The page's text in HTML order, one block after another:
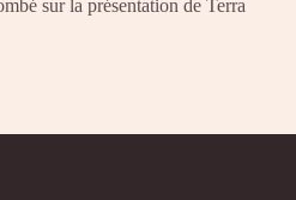
sur la présentation de Terra